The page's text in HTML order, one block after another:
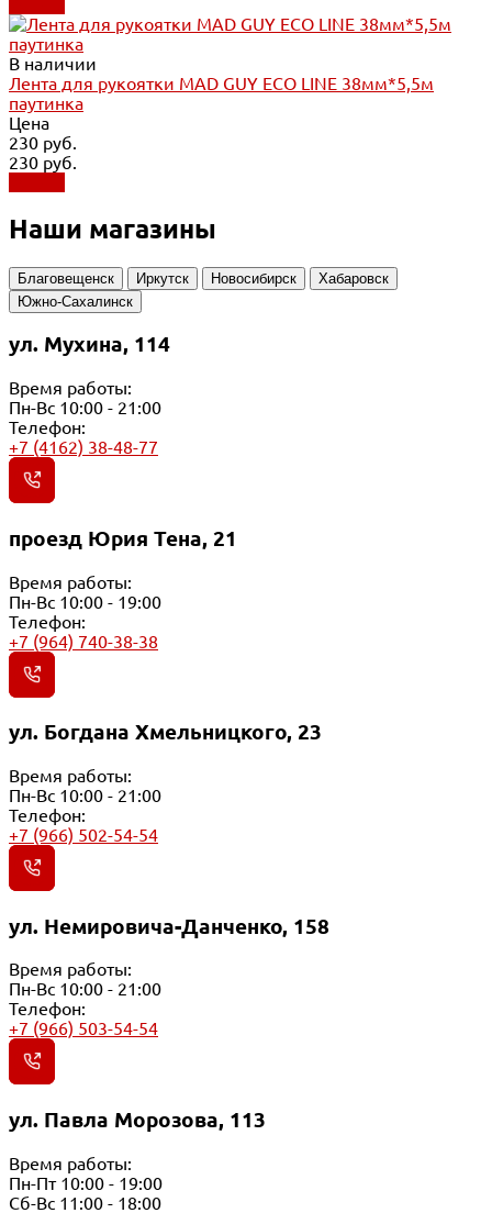
В наличии
Лента для рукоятки MAD GUY ECO LINE 38мм*5,5м
паутинка
Цена
230 руб.
230 руб.
Наши магазины
Благовещенск Иркутск Новосибирск
Хабаровск
Южно-Сахалинск
ул. Мухина, 114
Время работы:
Пн-Вс 10:00 - 21:00
Телефон:
+7 (4162) 38-48-77
проезд Юрия Тена, 21
Время работы:
Пн-Вс 10:00 - 19:00
Телефон:
+7 (964) 740-38-38
ул. Богдана Хмельницкого, 23
Время работы:
Пн-Вс 10:00 - 21:00
Телефон:
+7 (966) 502-54-54
ул. Немировича-Данченко, 158
Время работы:
Пн-Вс 10:00 - 21:00
Телефон:
+7 (966) 503-54-54
ул. Павла Морозова, 113
Время работы:
Пн-Пт 10:00 - 19:00
Сб-Вс 11:00 - 18:00